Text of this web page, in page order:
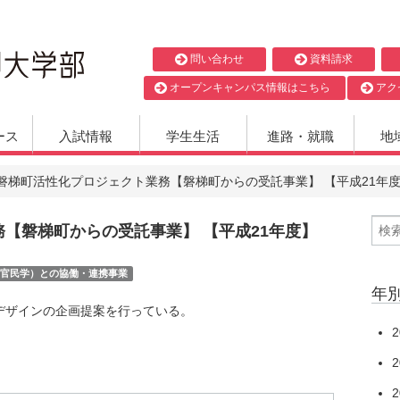
オープンキャンパス情報はこちら アク
問い合わせ 資料請求
ス 入試情報 学生生活 進路・就職 地
梯町活性化プロジェクト業務【磐梯町からの受託事業】 【平成21年
磐梯町からの受託事業】 【平成21年度】
民学）との協働・連携事業
インの企画提案を行っている。
年